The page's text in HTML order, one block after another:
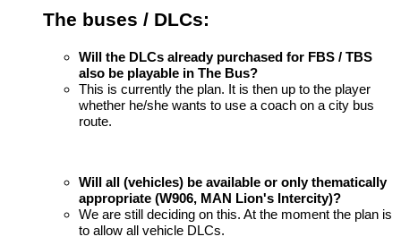
The buses / DLCs:
Will the DLCs already purchased for FBS / TBS
also be playable in The Bus?
This is currently the plan. It is then up to the player
whether he/she wants to use a coach on a city bus
route.
Will all (vehicles) be available or only thematically
appropriate (W906, MAN Lion's Intercity)?
We are still deciding on this. At the moment the plan is
to allow all vehicle DLCs.